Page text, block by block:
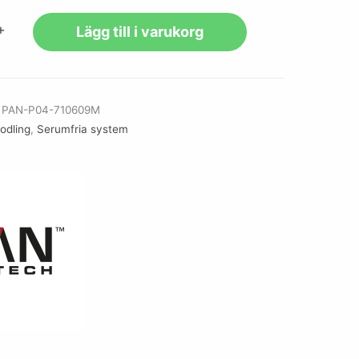
Lägg till i varukorg
PAN-P04-710609M
, Serumfria system